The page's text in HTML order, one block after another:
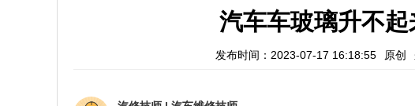
汽车车玻璃升不起
发布时间：2023-07-17 16:18:55 原创